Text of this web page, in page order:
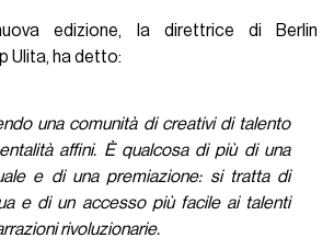
edizione, la direttrice di Berlin
Ulita, ha detto:
una comunità di creativi di talento
affini. È qualcosa di più di una
e di una premiazione: si tratta di
e di un accesso più facile ai talenti
rivoluzionarie.